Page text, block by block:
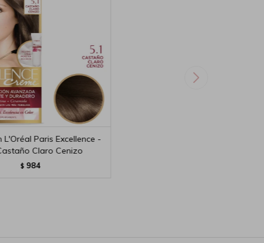
L'Oréal Paris Excellence -
Claro Cenizo
$ 984